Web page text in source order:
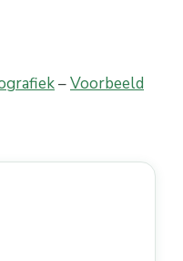
–Voorbeeld